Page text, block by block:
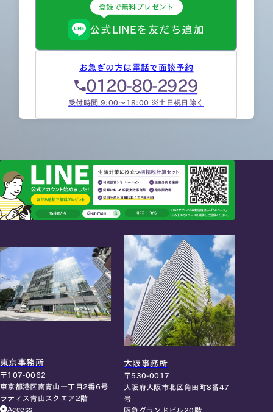
登録で無料プレゼント
公式LINEを友だち追加
お急ぎの方は電話で面談予約
0120-80-2929
受付時間 9:00～18:00 ※土日祝日除く
東京事務所
〒107-0062
東京都港区南青山一丁目2番6号
ラティス青山スクエア2階
Access
大阪事務所
〒530-0017
大阪府大阪市北区角田町8番47
号
阪急グランドビル20階